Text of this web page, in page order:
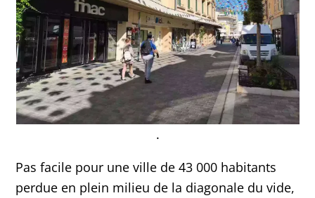
.
Pas facile pour une ville de 43 000 habitants
perdue en plein milieu de la diagonale du vide,